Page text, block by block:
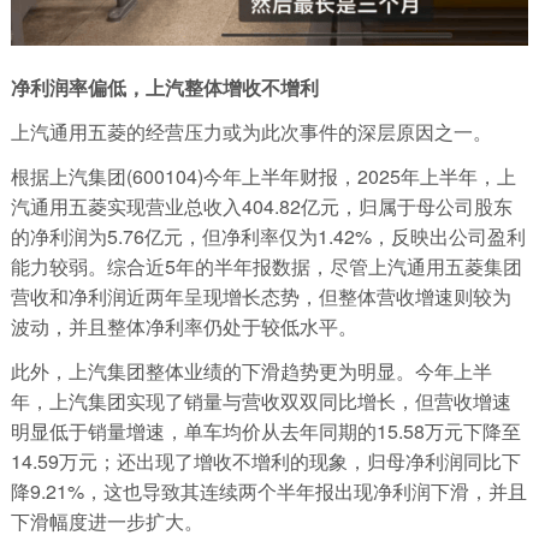
净利润率偏低，上汽整体增收不增利
上汽通用五菱的经营压力或为此次事件的深层原因之一。
根据上汽集团(600104)今年上半年财报，2025年上半年，上
汽通用五菱实现营业总收入404.82亿元，归属于母公司股东
的净利润为5.76亿元，但净利率仅为1.42%，反映出公司盈利
能力较弱。综合近5年的半年报数据，尽管上汽通用五菱集团
营收和净利润近两年呈现增长态势，但整体营收增速则较为
波动，并且整体净利率仍处于较低水平。
此外，上汽集团整体业绩的下滑趋势更为明显。今年上半
年，上汽集团实现了销量与营收双双同比增长，但营收增速
明显低于销量增速，单车均价从去年同期的15.58万元下降至
14.59万元；还出现了增收不增利的现象，归母净利润同比下
降9.21%，这也导致其连续两个半年报出现净利润下滑，并且
下滑幅度进一步扩大。